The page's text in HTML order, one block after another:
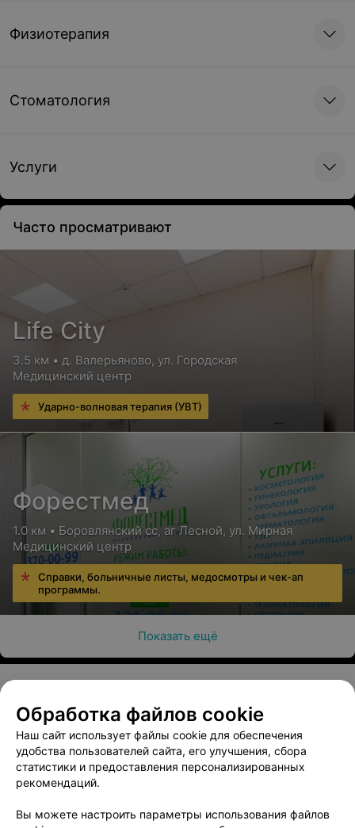
Физиотерапия
Стоматология
Услуги
Часто просматривают
Life City
3.5 км • д. Валерьяново, ул. Городская
Медицинский центр
Ударно-волновая терапия (УВТ)
Форестмед
1.0 км • Боровлянский сс, аг Лесной, ул. Мирная
Медицинский центр
Справки, больничные листы, медосмотры и чек-ап
программы.
Показать ещё
О проекте Новости проекта
Размещение рекламы
Медицинский маркетинг
Публичный договор
Пользовательское соглашение
Способы оплаты
Обработка файлов cookie
Наш сайт использует файлы cookie для обеспечения
удобства пользователей сайта, его улучшения, сбора
статистики и предоставления персонализированных
рекомендаций.
Вы можете настроить параметры использования файлов